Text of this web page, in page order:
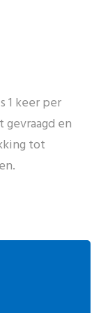
1 keer per
en
tot